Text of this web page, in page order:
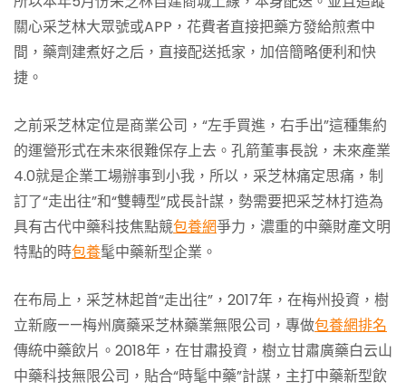
關心采芝林大眾號或APP，花費者直接把藥方發給煎煮中
間，藥劑建煮好之后，直接配送抵家，加倍簡略便利和快
捷。
之前采芝林定位是商業公司，“左手買進，右手出”這種集約
的運營形式在未來很難保存上去。孔箭董事長說，未來產業
4.0就是企業工場辦事到小我，所以，采芝林痛定思痛，制
訂了“走出往”和“雙轉型”成長計謀，勢需要把采芝林打造為
具有古代中藥科技焦點競包養網爭力，濃重的中藥財產文明
特點的時包養髦中藥新型企業。
在布局上，采芝林起首“走出往”，2017年，在梅州投資，樹
立新廠——梅州廣藥采芝林藥業無限公司，專做包養網排名
傳統中藥飲片。2018年，在甘肅投資，樹立甘肅廣藥白云山
中藥科技無限公司，貼合“時髦中藥”計謀，主打中藥新型飲